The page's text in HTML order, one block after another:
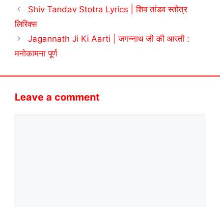
Shiv Tandav Stotra Lyrics | शिव तांडव स्तोत्र
लिरिक्स
Jagannath Ji Ki Aarti | जगन्नाथ जी की आरती :
मनोकामना पूर्ण
Leave a comment